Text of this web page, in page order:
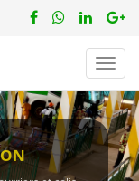
et colis